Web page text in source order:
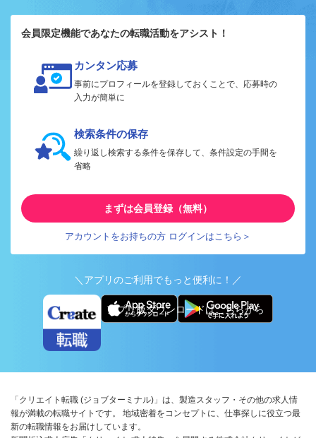
会員限定機能であなたの転職活動をアシスト！
カンタン応募
事前にプロフィールを登録しておくことで、応募時の
入力が簡単に
検索条件の保存
繰り返し検索する条件を保存して、条件設定の手間を
省略
まずは会員登録（無料）
アカウントをお持ちの方 ログインはこちら＞
＼アプリのご利用でもっと便利に！／
アプリ版ダウンロードはこちらから
「クリエイト転職 (ジョブターミナル)」は、製造スタッフ・その他の求人情
報が満載の転職サイトです。 地域密着をコンセプトに、仕事探しに役立つ最
新の転職情報をお届けしています。